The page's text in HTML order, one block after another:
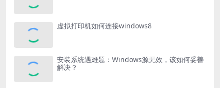
虚拟打印机如何连接windows8
安装系统遇难题：Windows源无效，该如何妥善
解决？